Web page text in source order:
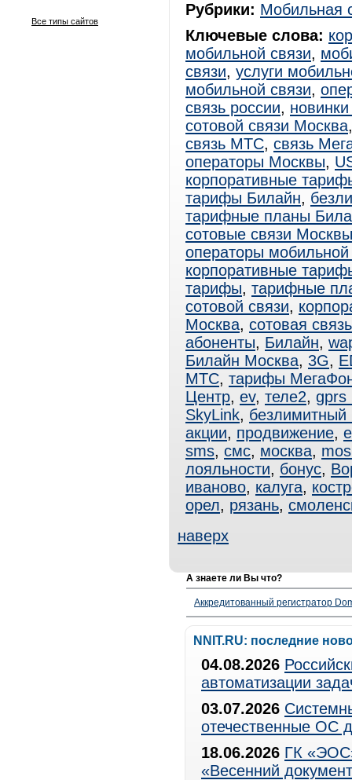
Все типы сайтов
Рубрики: Мобильная
Ключевые слова:
мобильной связи,
связи, услуги
мобильной связи,
связь россии,
сотовой связи Москва
связь МТС, связь
операторы Москвы,
корпоративные
тарифы Билайн,
тарифные планы
сотовые связи Москвы
операторы мобильной
корпоративные
тарифы, тарифные
сотовой связи,
Москва, сотовая
абоненты, Билайн,
Билайн Москва, 3G,
МТС, тарифы
Центр, ev, теле2, gprs
SkyLink, безлимитный
акции, продвижение,
sms, смс, москва,
лояльности, бонус,
иваново, калуга,
орел, рязань,
наверх
А знаете ли Вы что?
Аккредитованный регистратор
NNIT.RU: последние
04.08.2026
автоматизации
03.07.2026
отечественные ОС
18.06.2026 ГК
«Весенний